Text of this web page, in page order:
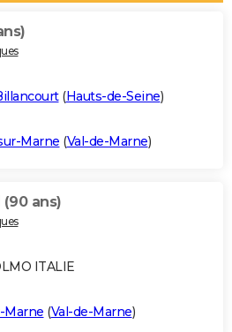
(Hauts-de-Seine)
Marne (Val-de-Marne)
(90 ans)
ITALIE
Marne (Val-de-Marne)